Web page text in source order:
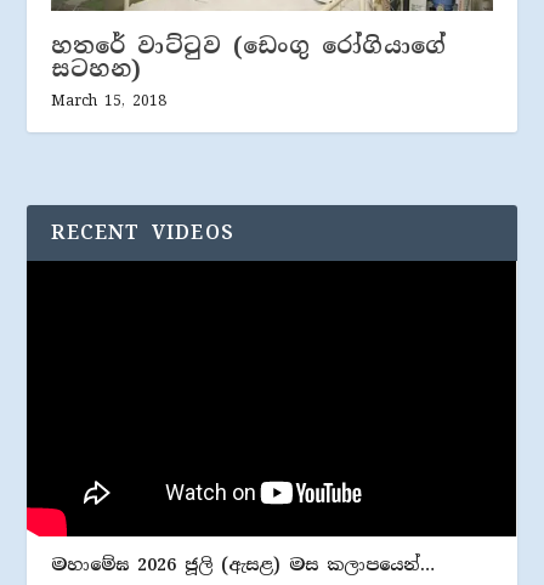
හතරේ වාට්ටුව (ඩෙංගු රෝගියාගේ
සටහන)
March 15, 2018
RECENT VIDEOS
මහාමේඝ 2026 ජූලි (​ඇසළ) මස කලාපයෙන්…